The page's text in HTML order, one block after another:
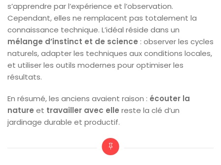
s’apprendre par l’expérience et l’observation.
Cependant, elles ne remplacent pas totalement la
connaissance technique. L’idéal réside dans un
mélange d’instinct et de science : observer les cycles
naturels, adapter les techniques aux conditions locales,
et utiliser les outils modernes pour optimiser les
résultats.
En résumé, les anciens avaient raison : écouter la
nature et travailler avec elle reste la clé d’un
jardinage durable et productif.